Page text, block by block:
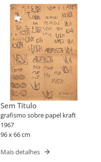
Sem Título
grafismo sobre papel kraft
1967
96 x 66 cm
Mais detalhes